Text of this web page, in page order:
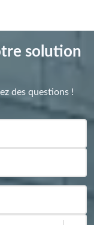
solution
des questions !